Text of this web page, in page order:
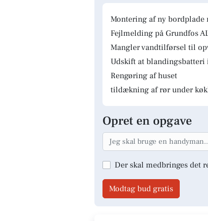
Montering af ny bordplade
Fejlmelding på Grundfos
Mangler vandtilførsel til
Udskift at blandingsbatteri
Rengøring af huset
tildækning af rør under
Opret en opgave
Der skal medbringes det
Modtag bud gratis